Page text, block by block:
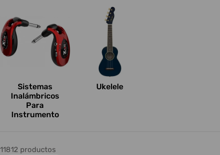
Sistemas
Inalámbricos
Para
Instrumento
Ukelele
11812 productos